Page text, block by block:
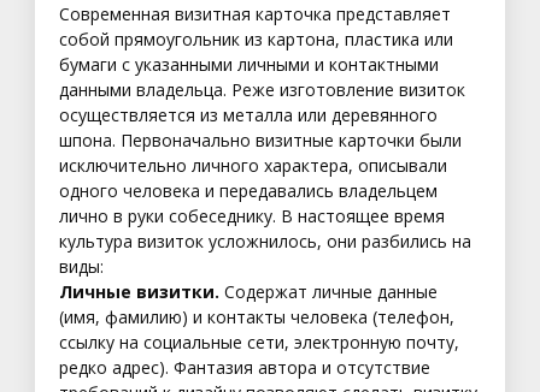
Современная визитная карточка представляет
собой прямоугольник из картона, пластика или
бумаги с указанными личными и контактными
данными владельца. Реже изготовление визиток
осуществляется из металла или деревянного
шпона. Первоначально визитные карточки были
исключительно личного характера, описывали
одного человека и передавались владельцем
лично в руки собеседнику. В настоящее время
культура визиток усложнилось, они разбились на
виды:
Личные визитки. Содержат личные данные
(имя, фамилию) и контакты человека (телефон,
ссылку на социальные сети, электронную почту,
редко адрес). Фантазия автора и отсутствие